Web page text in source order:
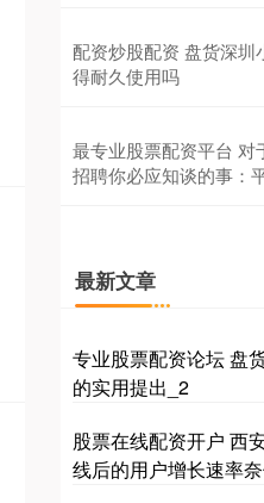
基金指数
配资炒股配资 盘货深圳
得耐久使用吗
最专业股票配资平台 对
招聘你必应知谈的事：
最新文章
专业股票配资论坛 盘
的实用提出_2
股票在线配资开户 西
线后的用户增长速率